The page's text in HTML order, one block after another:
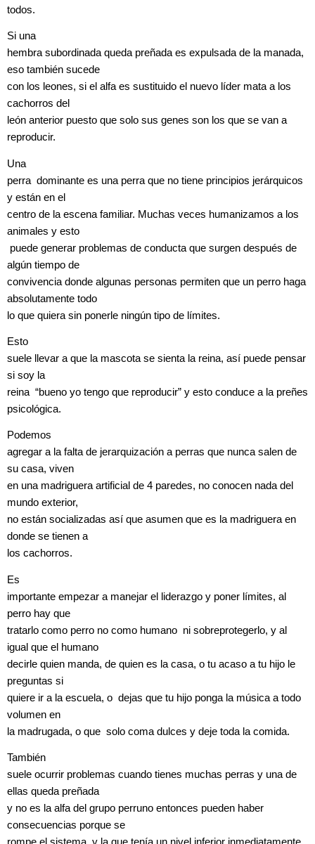
todos.
Si una
hembra subordinada queda preñada es expulsada de la manada,
eso también sucede
con los leones, si el alfa es sustituido el nuevo líder mata a los
cachorros del
león anterior puesto que solo sus genes son los que se van a
reproducir.
Una
perra dominante es una perra que no tiene principios jerárquicos
y están en el
centro de la escena familiar. Muchas veces humanizamos a los
animales y esto
puede generar problemas de conducta que surgen después de
algún tiempo de
convivencia donde algunas personas permiten que un perro haga
absolutamente todo
lo que quiera sin ponerle ningún tipo de límites.
Esto
suele llevar a que la mascota se sienta la reina, así puede pensar
si soy la
reina “bueno yo tengo que reproducir” y esto conduce a la preñes
psicológica.
Podemos
agregar a la falta de jerarquización a perras que nunca salen de
su casa, viven
en una madriguera artificial de 4 paredes, no conocen nada del
mundo exterior,
no están socializadas así que asumen que es la madriguera en
donde se tienen a
los cachorros.
Es
importante empezar a manejar el liderazgo y poner límites, al
perro hay que
tratarlo como perro no como humano ni sobreprotegerlo, y al
igual que el humano
decirle quien manda, de quien es la casa, o tu acaso a tu hijo le
preguntas si
quiere ir a la escuela, o dejas que tu hijo ponga la música a todo
volumen en
la madrugada, o que solo coma dulces y deje toda la comida.
También
suele ocurrir problemas cuando tienes muchas perras y una de
ellas queda preñada
y no es la alfa del grupo perruno entonces pueden haber
consecuencias porque se